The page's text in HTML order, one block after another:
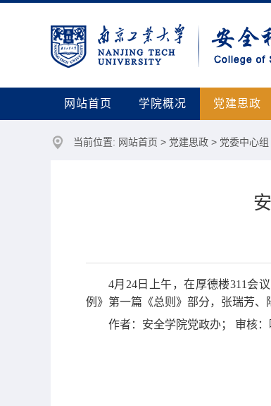
网站首页 学院概况 党建思政
当前位置: 网站首页 > 党建思政 > 党委中心组
4月24日上午，在厚德楼311会
例》第一篇《总则》部分，张瑞芳、
作者：安全学院党政办； 审核：